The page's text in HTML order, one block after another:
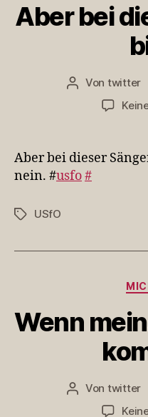
Aber bei
Beitragsautor
Von twitter
Aber bei dieser
nein. #usfo#
Schlagwörter
USfO
Wenn
Beitragsautor
Von twitter